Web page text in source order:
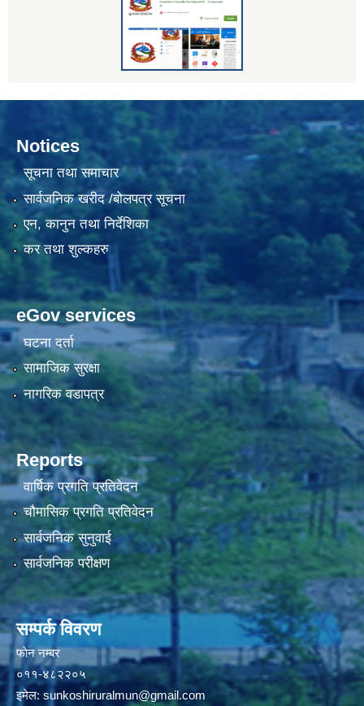
Notices
सूचना तथा समाचार
सार्वजनिक खरीद /बोलपत्र सूचना
एन, कानुन तथा निर्देशिका
कर तथा शुल्कहरु
eGov services
घटना दर्ता
सामाजिक सुरक्षा
नागरिक वडापत्र
Reports
वार्षिक प्रगति प्रतिवेदन
चौमासिक प्रगति प्रतिवेदन
सार्वजनिक सुनुवाई
सार्वजनिक परीक्षण
सम्पर्क विवरण
फाेन न‌‍‍‍‌‌म्बर
०११-४८२२०५
इमेल: sunkoshiruralmun@gmail.com